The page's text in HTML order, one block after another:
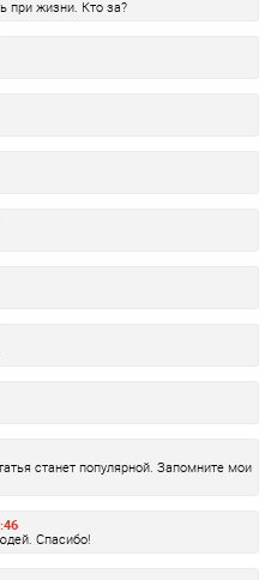
при жизни. Кто за?
станет популярной. Запомните мои
Спасибо!